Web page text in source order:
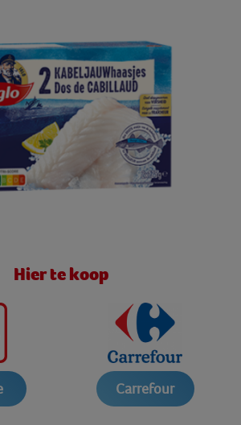
Hier te koop
Carrefour